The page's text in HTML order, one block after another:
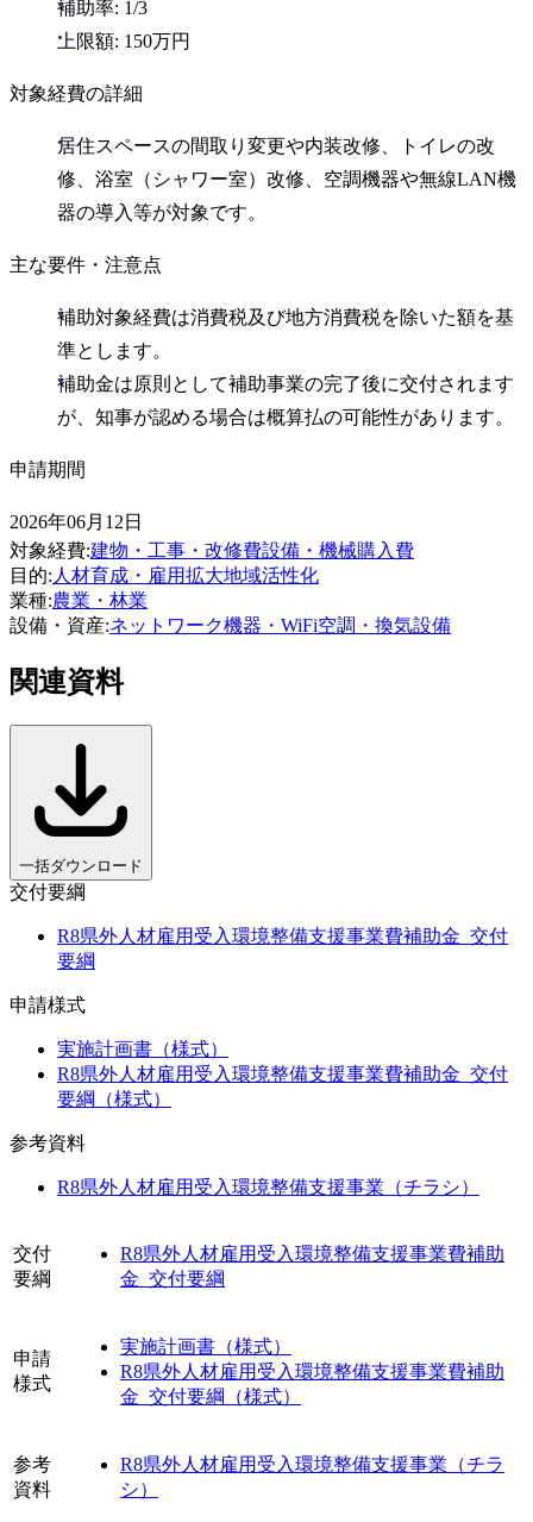
補助率: 1/3
上限額: 150万円
対象経費の詳細
居住スペースの間取り変更や内装改修、トイレの改
修、浴室（シャワー室）改修、空調機器や無線LAN機
器の導入等が対象です。
主な要件・注意点
補助対象経費は消費税及び地方消費税を除いた額を基
準とします。
補助金は原則として補助事業の完了後に交付されます
が、知事が認める場合は概算払の可能性があります。
申請期間
2026年06月12日
対象経費:建物・工事・改修費設備・機械購入費
目的: 人材育成・雇用拡大地域活性化
業種:農業・林業
設備・資産:ネットワーク機器・WiFi空調・換気設備
関連資料
一括ダウンロード
交付要綱
R8県外人材雇用受入環境整備支援事業費補助金_交付
要綱
申請様式
実施計画書（様式）
R8県外人材雇用受入環境整備支援事業費補助金_交付
要綱（様式）
参考資料
R8県外人材雇用受入環境整備支援事業（チラシ）
交付
要綱
R8県外人材雇用受入環境整備支援事業費補助
金_交付要綱
申請
様式
実施計画書（様式）
R8県外人材雇用受入環境整備支援事業費補助
金_交付要綱（様式）
参考
資料
R8県外人材雇用受入環境整備支援事業（チラ
シ）